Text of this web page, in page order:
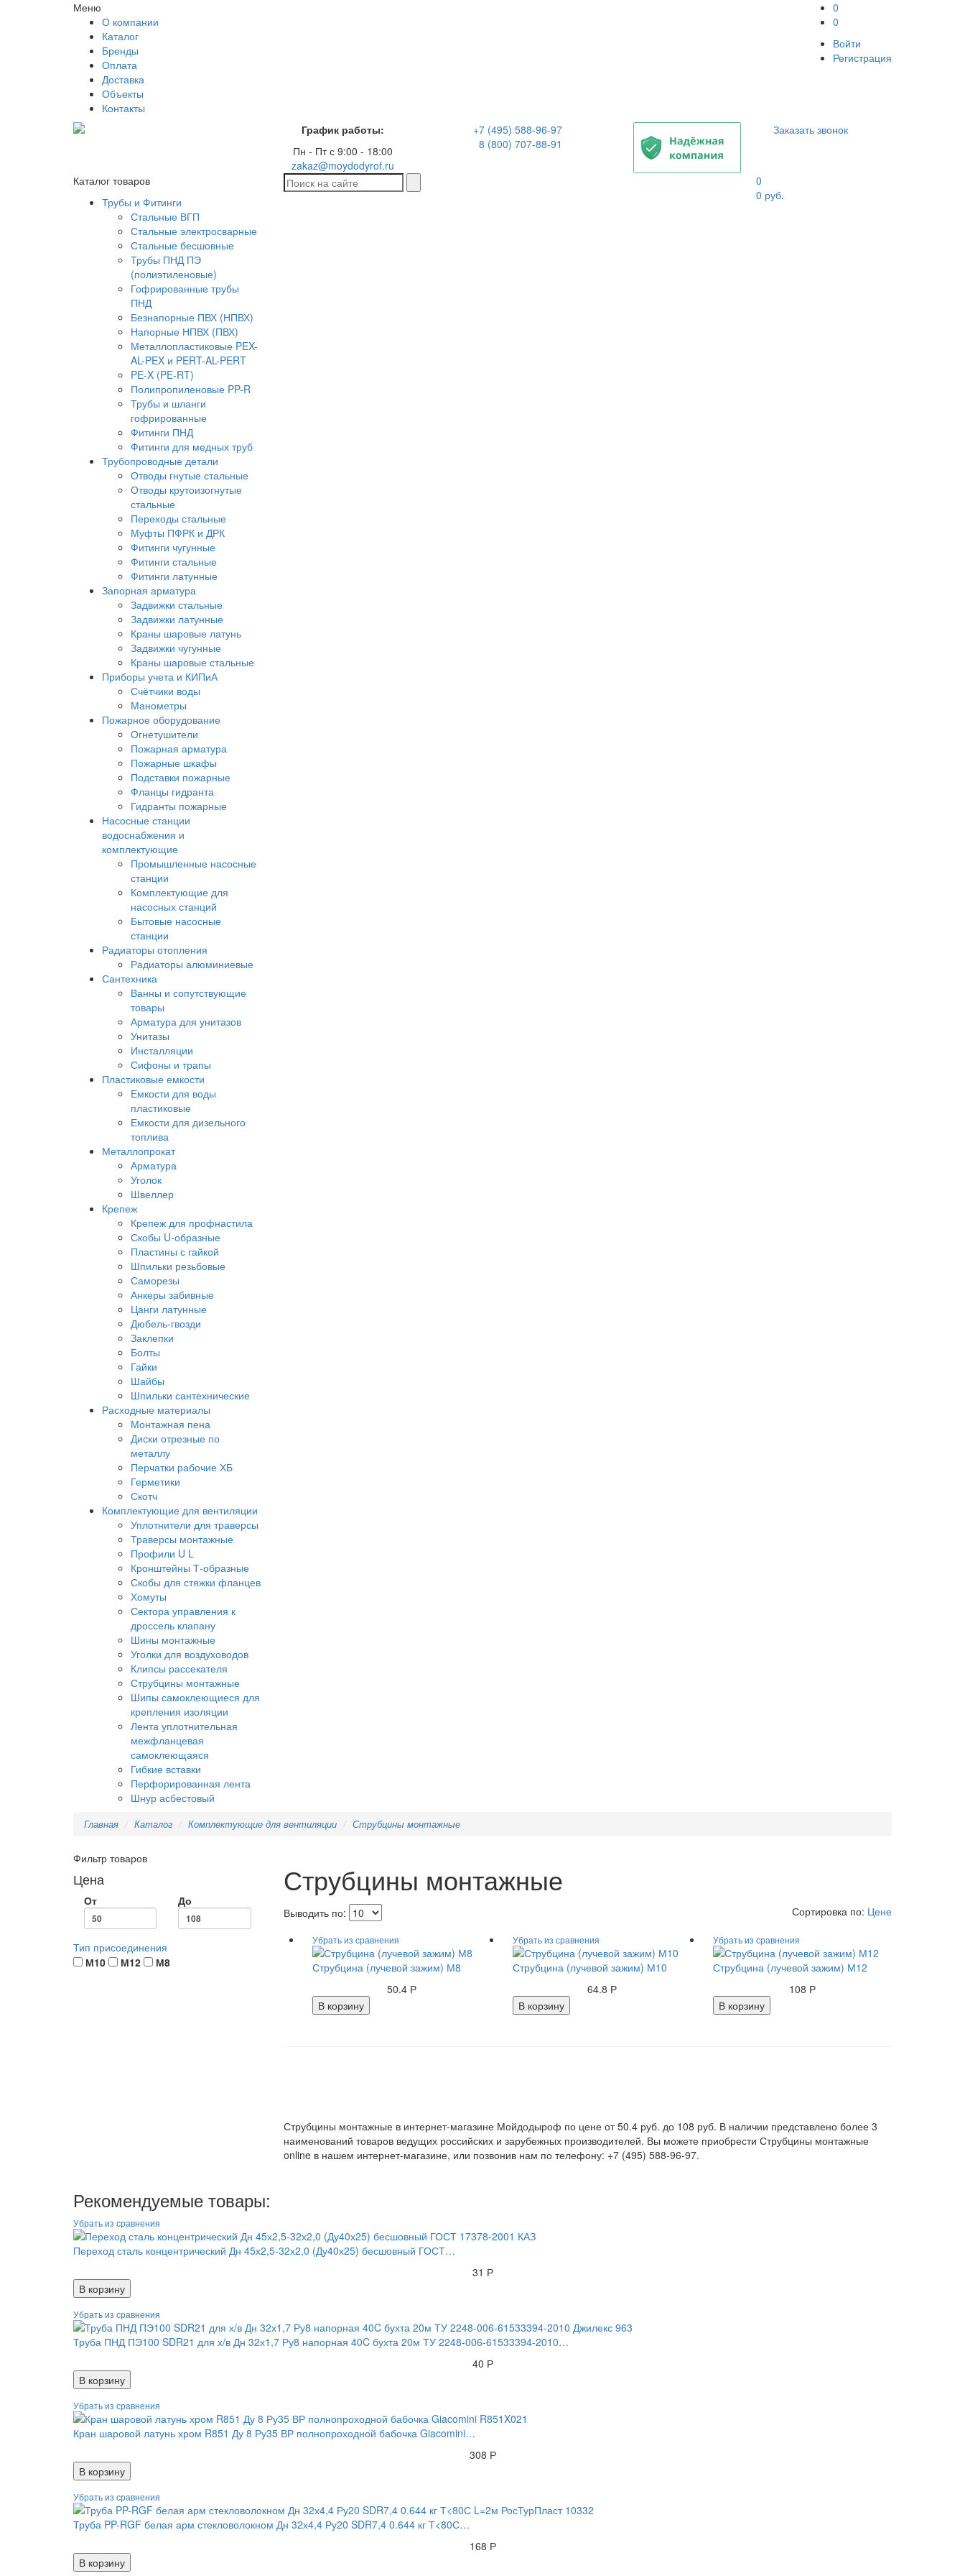
Меню
О компании
Каталог
Бренды
Оплата
Доставка
Объекты
Контакты
0
0
Войти
Регистрация
График работы:
Пн - Пт с 9:00 - 18:00
zakaz@moydodyrof.ru
+7 (495) 588-96-97
8 (800) 707-88-91
Заказать звонок
Каталог товаров
Трубы и Фитинги
Стальные ВГП
Стальные электросварные
Стальные бесшовные
Трубы ПНД ПЭ
(полиэтиленовые)
Гофрированные трубы
ПНД
Безнапорные ПВХ (НПВХ)
Напорные НПВХ (ПВХ)
Металлопластиковые PEX-
AL-PEX и PERT-AL-PERT
PE-X (PE-RT)
Полипропиленовые PP-R
Трубы и шланги
гофрированные
Фитинги ПНД
Фитинги для медных труб
Трубопроводные детали
Отводы гнутые стальные
Отводы крутоизогнутые
стальные
Переходы стальные
Муфты ПФРК и ДРК
Фитинги чугунные
Фитинги стальные
Фитинги латунные
Запорная арматура
Задвижки стальные
Задвижки латунные
Краны шаровые латунь
Задвижки чугунные
Краны шаровые стальные
Приборы учета и КИПиА
Счётчики воды
Манометры
Пожарное оборудование
Огнетушители
Пожарная арматура
Пожарные шкафы
Подставки пожарные
Фланцы гидранта
Гидранты пожарные
Насосные станции
водоснабжения и
комплектующие
Промышленные насосные
станции
Комплектующие для
насосных станций
Бытовые насосные
станции
Радиаторы отопления
Радиаторы алюминиевые
Сантехника
Ванны и сопутствующие
товары
Арматура для унитазов
Унитазы
Инсталляции
Сифоны и трапы
Пластиковые емкости
Емкости для воды
пластиковые
Емкости для дизельного
топлива
Металлопрокат
Арматура
Уголок
Швеллер
Крепеж
Крепеж для профнастила
Скобы U-образные
Пластины с гайкой
Шпильки резьбовые
Саморезы
Анкеры забивные
Цанги латунные
Дюбель-гвозди
Заклепки
Болты
Гайки
Шайбы
Шпильки сантехнические
Расходные материалы
Монтажная пена
Диски отрезные по
металлу
Перчатки рабочие ХБ
Герметики
Скотч
Комплектующие для вентиляции
Уплотнители для траверсы
Траверсы монтажные
Профили U L
Кронштейны Т-образные
Скобы для стяжки фланцев
Хомуты
Сектора управления к
дроссель клапану
Шины монтажные
Уголки для воздуховодов
Клипсы рассекателя
Струбцины монтажные
Шипы самоклеющиеся для
крепления изоляции
Лента уплотнительная
межфланцевая
самоклеющаяся
Гибкие вставки
Перфорированная лента
Шнур асбестовый
0
0 руб.
Главная Каталог Комплектующие для вентиляции Струбцины монтажные
Фильтр товаров
Цена
От До
Тип присоединения
М10
М12 М8
Струбцины монтажные
Выводить по: Сортировка по: Цене
Струбцина (лучевой зажим) М8
50.4 Р
В корзину
Струбцина (лучевой зажим) М10
64.8 Р
В корзину
Струбцина (лучевой зажим) М12
108 Р
В корзину
Струбцины монтажные в интернет-магазине Мойдодыроф по цене от 50.4 руб. до 108 руб. В наличии представлено более 3
наименований товаров ведущих российских и зарубежных производителей. Вы можете приобрести Струбцины монтажные
online в нашем интернет-магазине, или позвонив нам по телефону: +7 (495) 588-96-97.
Рекомендуемые товары:
Переход сталь концентрический Дн 45х2,5-32х2,0 (Ду40х25) бесшовный ГОСТ…
31 Р
В корзину
Труба ПНД ПЭ100 SDR21 для х/в Дн 32х1,7 Ру8 напорная 40C бухта 20м ТУ 2248-006-61533394-2010…
40 Р
В корзину
Кран шаровой латунь хром R851 Ду 8 Ру35 ВР полнопроходной бабочка Giacomini…
308 Р
В корзину
Труба PP-RGF белая арм стекловолокном Дн 32х4,4 Ру20 SDR7,4 0.644 кг Т<80С…
168 Р
В корзину